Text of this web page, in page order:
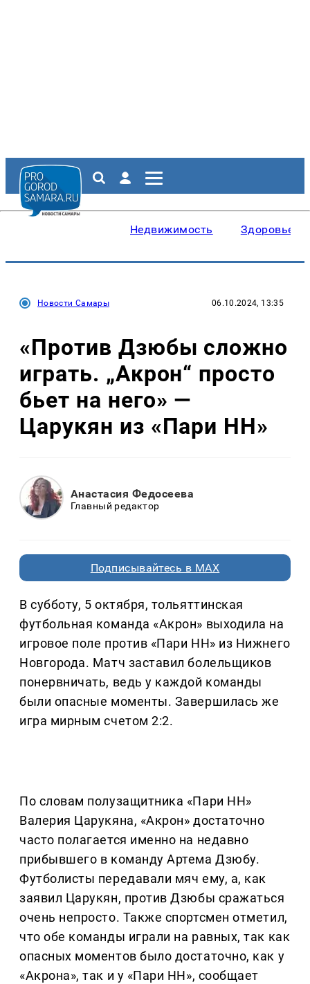
Недвижимость Здоровье
Новости Самары 06.10.2024, 13:35
«Против Дзюбы сложно
играть. „Акрон“ просто
бьет на него» —
Царукян из «Пари НН»
Анастасия Федосеева
Главный редактор
Подписывайтесь в MAX
В субботу, 5 октября, тольяттинская
футбольная команда «Акрон» выходила на
игровое поле против «Пари НН» из Нижнего
Новгорода. Матч заставил болельщиков
понервничать, ведь у каждой команды
были опасные моменты. Завершилась же
игра мирным счетом 2:2.
По словам полузащитника «Пари НН»
Валерия Царукяна, «Акрон» достаточно
часто полагается именно на недавно
прибывшего в команду Артема Дзюбу.
Футболисты передавали мяч ему, а, как
заявил Царукян, против Дзюбы сражаться
очень непросто. Также спортсмен отметил,
что обе команды играли на равных, так как
опасных моментов было достаточно, как у
«Акрона», так и у «Пари НН», сообщает